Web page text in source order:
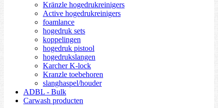
Kränzle hogedrukreinigers
Active hogedrukreinigers
foamlance
hogedruk sets
koppelingen
hogedruk pistool
hogedrukslangen
Karcher K-lock
Kranzle toebehoren
slanghaspel/houder
ADBL - Bulk
Carwash producten